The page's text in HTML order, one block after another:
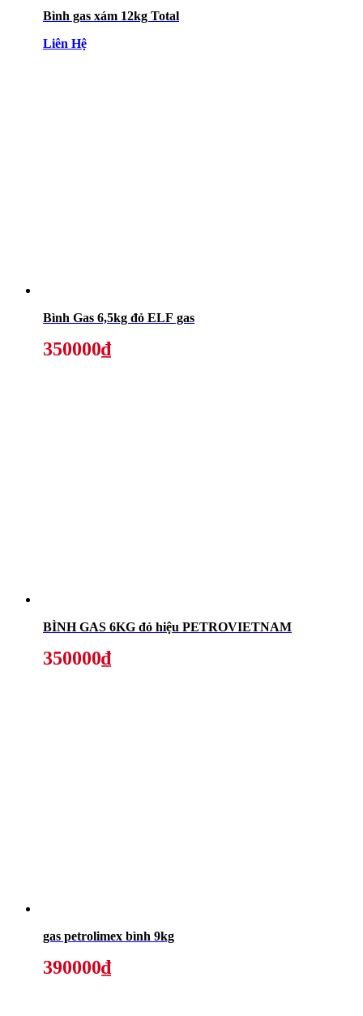
Bình gas xám 12kg Total
Liên Hệ
Bình Gas 6,5kg đỏ ELF gas
350000₫
BÌNH GAS 6KG đỏ hiệu PETROVIETNAM
350000₫
gas petrolimex bình 9kg
390000₫